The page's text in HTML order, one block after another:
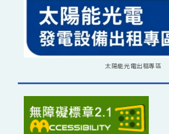
太陽能光電出租專區